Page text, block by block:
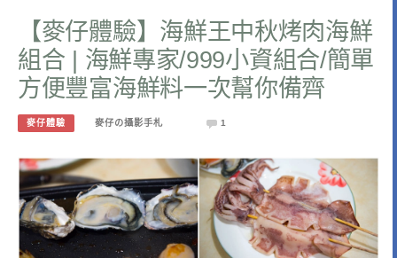
【麥仔體驗】海鮮王中秋烤肉海鮮
組合 | 海鮮專家/999小資組合/簡單
方便豐富海鮮料一次幫你備齊
麥仔體驗 麥仔の攝影手札 1